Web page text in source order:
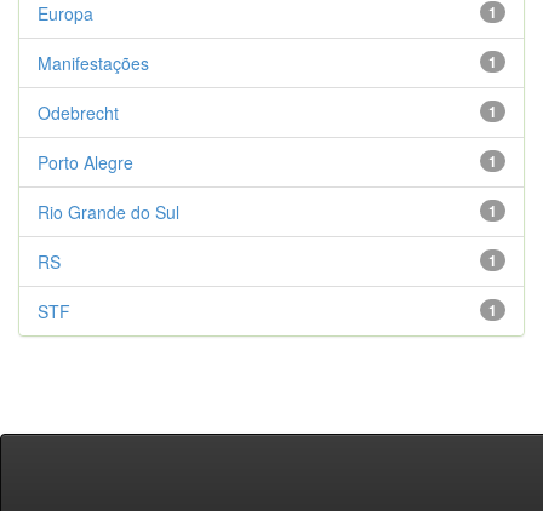
1
Europa
1
Manifestações
1
Odebrecht
1
Porto Alegre
1
Rio Grande do Sul
1
RS
1
STF